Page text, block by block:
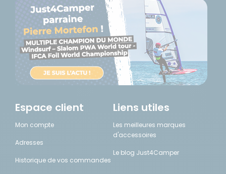
Espace client
Mon compte
Adresses
Historique de vos commandes
Liens utiles
Les meilleures marques
d'accessoires
Le blog Just4Camper